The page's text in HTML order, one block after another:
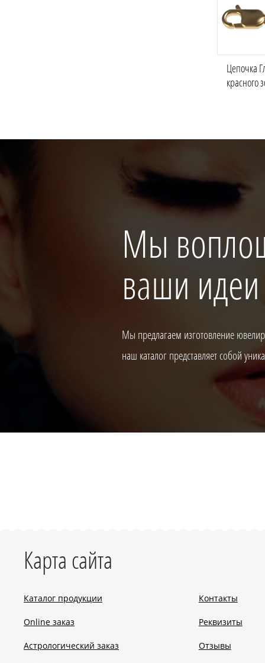
Цепочка
красного
Мы
ваши идеи
Мы предлагаем изготовление
наш каталог представляет собой
Карта сайта
Каталог продукции
Online заказ
Астрологический заказ
Контакты
Реквизиты
Отзывы